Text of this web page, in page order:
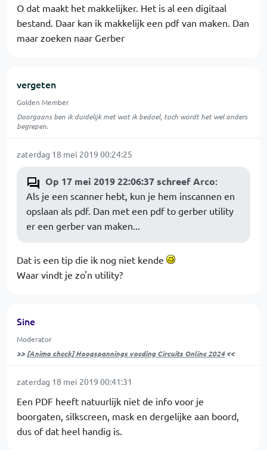
O dat maakt het makkelijker. Het is al een digitaal
bestand. Daar kan ik makkelijk een pdf van maken. Dan
maar zoeken naar Gerber
vergeten
Golden Member
Doorgaans ben ik duidelijk met wat ik bedoel, toch wordt het wel anders
begrepen.
zaterdag 18 mei 2019 00:24:25
Op 17 mei 2019 22:06:37 schreef Arco:
Als je een scanner hebt, kun je hem inscannen en
opslaan als pdf. Dan met een pdf to gerber utility
er een gerber van maken...
Dat is een tip die ik nog niet kende
Waar vindt je zo'n utility?
Sine
Moderator
>> [Animo check] Hoogspannings voeding Circuits Online 2024<<
zaterdag 18 mei 2019 00:41:31
Een PDF heeft natuurlijk niet de info voor je
boorgaten, silkscreen, mask en dergelijke aan boord,
dus of dat heel handig is.